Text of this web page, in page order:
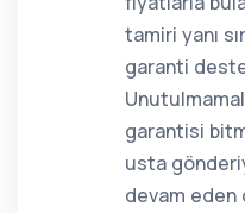
tamiri yanı
garanti
garantisi
usta
devam eden